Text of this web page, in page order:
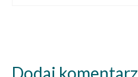
Dodaj komentarz